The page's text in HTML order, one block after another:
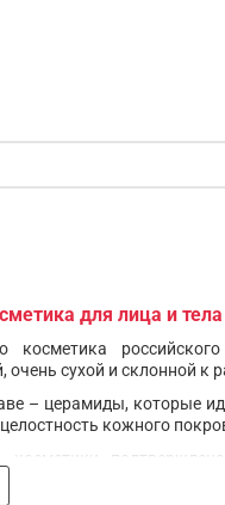
для лица и
косметика
очень сухой и склонной
– церамиды, которые
кожного
косметики